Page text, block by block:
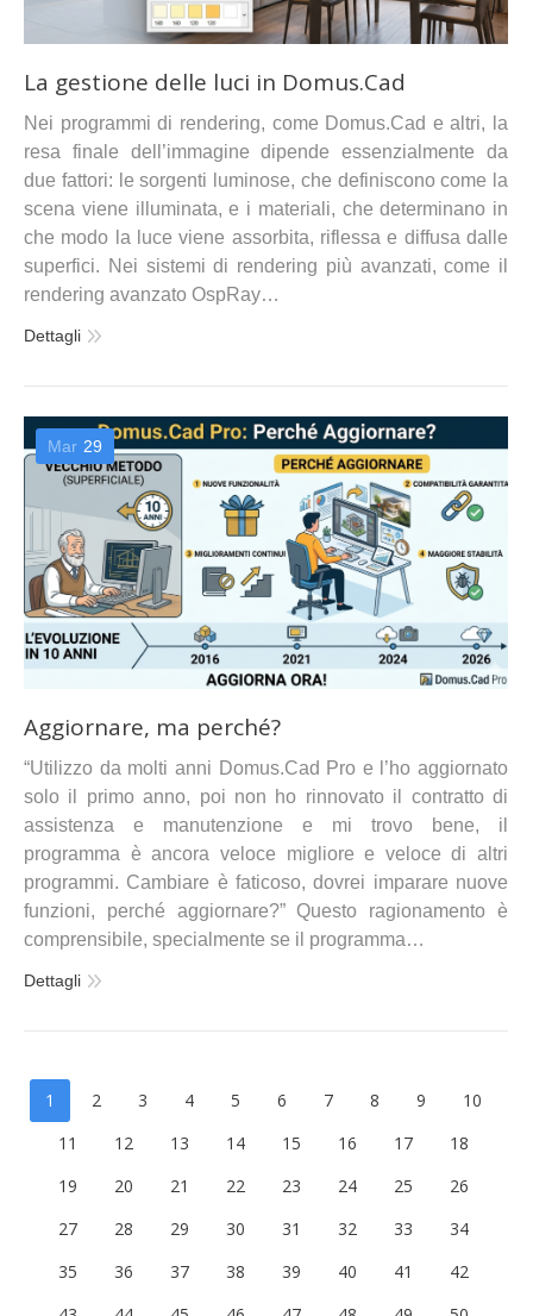
La gestione delle luci in Domus.Cad
Nei programmi di rendering, come Domus.Cad e altri, la
resa finale dell’immagine dipende essenzialmente da
due fattori: le sorgenti luminose, che definiscono come la
scena viene illuminata, e i materiali, che determinano in
che modo la luce viene assorbita, riflessa e diffusa dalle
superfici. Nei sistemi di rendering più avanzati, come il
rendering avanzato OspRay…
Dettagli
Mar 29
Aggiornare, ma perché?
“Utilizzo da molti anni Domus.Cad Pro e l’ho aggiornato
solo il primo anno, poi non ho rinnovato il contratto di
assistenza e manutenzione e mi trovo bene, il
programma è ancora veloce migliore e veloce di altri
programmi. Cambiare è faticoso, dovrei imparare nuove
funzioni, perché aggiornare?” Questo ragionamento è
comprensibile, specialmente se il programma…
Dettagli
1 2 3 4 5 6 7 8 9
10
11
12 13 14 15 16 17
18
19
20 21 22 23 24 25
26
27
28 29 30 31 32 33
34
35
36 37 38 39 40 41
42